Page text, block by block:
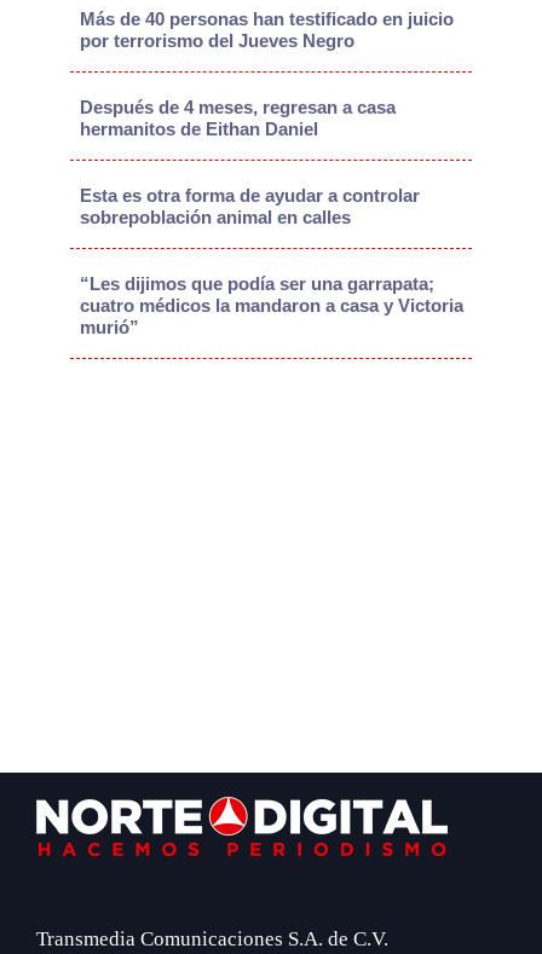
Más de 40 personas han testificado en juicio
por terrorismo del Jueves Negro
Después de 4 meses, regresan a casa
hermanitos de Eithan Daniel
Esta es otra forma de ayudar a controlar
sobrepoblación animal en calles
“Les dijimos que podía ser una garrapata;
cuatro médicos la mandaron a casa y Victoria
murió”
Footer
Transmedia Comunicaciones S.A. de C.V.